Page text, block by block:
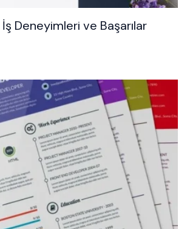
İş Deneyimleri ve Başarılar